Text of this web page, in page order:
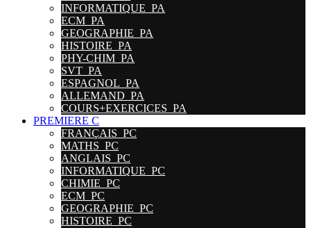
INFORMATIQUE_PA
ECM_PA
GEOGRAPHIE_PA
HISTOIRE_PA
PHY-CHIM_PA
SVT_PA
ESPAGNOL_PA
ALLEMAND_PA
COURS+EXERCICES_PA
PREMIERE C
FRANÇAIS_PC
MATHS_PC
ANGLAIS_PC
INFORMATIQUE_PC
CHIMIE_PC
ECM_PC
GEOGRAPHIE_PC
HISTOIRE_PC